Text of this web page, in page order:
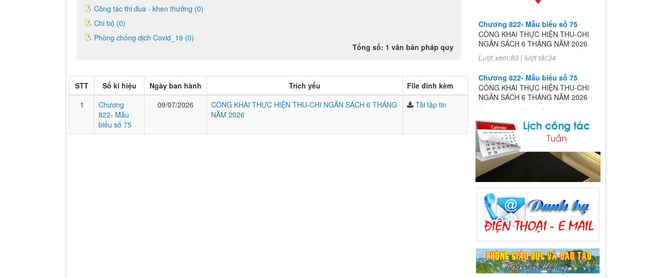
Công tác thi đua - khen thưởng (0)
Chi bộ (0)
Phòng chống dịch Covid_19 (0)
Tổng số: 1 văn bản pháp quy
STT Số kí hiệu Ngày ban hành Trích yếu
File đính kèm
1
Chương
822- Mẫu
biểu số 75
09/07/2026
CÔNG KHAI THỰC HIỆN THU-CHI NGÂN SÁCH 6 THÁNG
NĂM 2026
Tải tập tin
Chương 822- Mẫu biểu số 75
CÔNG KHAI THỰC HIỆN THU-CHI
NGÂN SÁCH 6 THÁNG NĂM 2026
Chương 822- Mẫu biểu số 75
CÔNG KHAI THỰC HIỆN THU-CHI
NGÂN SÁCH 6 THÁNG NĂM 2026